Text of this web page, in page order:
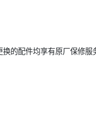
的配件均享有原厂保修